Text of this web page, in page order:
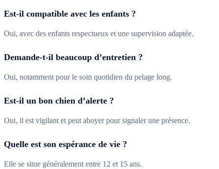
Est-il compatible avec les enfants ?
Oui, avec des enfants respectueux et une supervision adaptée.
Demande-t-il beaucoup d’entretien ?
Oui, notamment pour le soin quotidien du pelage long.
Est-il un bon chien d’alerte ?
Oui, il est vigilant et peut aboyer pour signaler une présence.
Quelle est son espérance de vie ?
Elle se situe généralement entre 12 et 15 ans.